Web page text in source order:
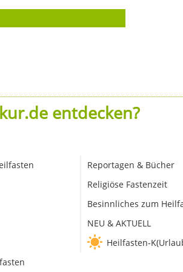
entdecken?
Reportagen & Bücher
Religiöse Fastenzeit
Besinnliches zum
NEU & AKTUELL
Heilfasten-